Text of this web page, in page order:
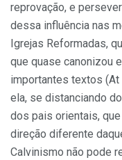
reprovação, e
dessa influência nas
Igrejas Reformadas,
que quase canonizou
importantes textos (At
ela, se distanciando
dos pais orientais,
direção diferente
Calvinismo não pode